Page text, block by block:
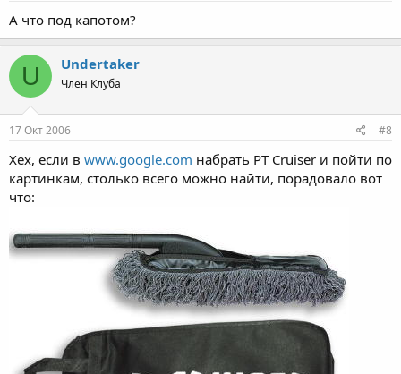
А что под капотом?
U Undertaker
Член Клуба
17 Окт 2006 #8
Хех, если в www.google.com набрать PT Cruiser и пойти по
картинкам, столько всего можно найти, порадовало вот
что: